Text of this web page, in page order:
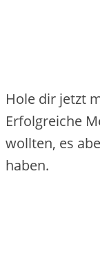
Hole dir jetzt
Erfolgreiche
wollten, es
haben.